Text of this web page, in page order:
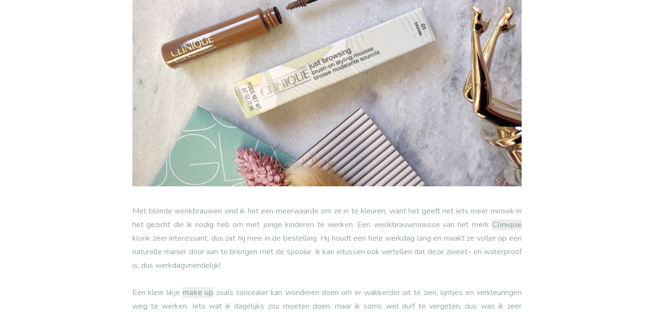
Met blonde wenkbrauwen vind ik het een meerwaarde om ze in te kleuren, want het geeft net iets meer mimiek in
het gezicht die ik nodig heb om met jonge kinderen te werken. Een wenkbrauwmousse van het merk Clinique
klonk zeer interessant, dus zat hij mee in de bestelling. Hij houdt een hele werkdag lang en maakt ze voller op een
naturelle manier door aan te brengen met de spoolie. Ik kan intussen ook vertellen dat deze zweet- en waterproof
is, dus werkdagvriendelijk!
Een klein likje make up zoals concealer kan wonderen doen om er wakkerder uit te zien, lijntjes en verkleuringen
weg te werken. Iets wat ik dagelijks zou moeten doen, maar ik soms wel durf te vergeten, dus was ik zeer